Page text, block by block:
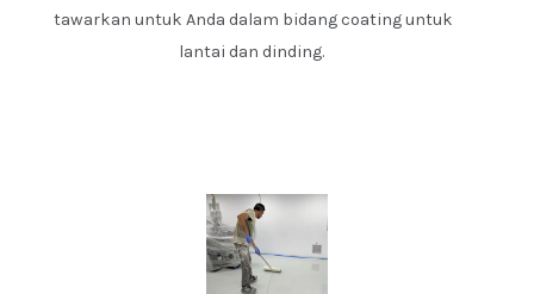
tawarkan untuk Anda dalam bidang coating untuk
lantai dan dinding.